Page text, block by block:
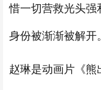
惜一切营救光头强
身份被渐渐被解开。
赵琳是动画片《熊